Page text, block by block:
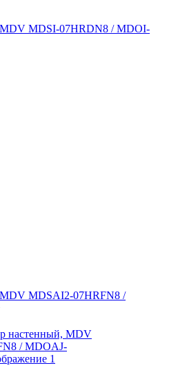
MDSI-07HRDN8 / MDOI-
MDSAI2-07HRFN8 /